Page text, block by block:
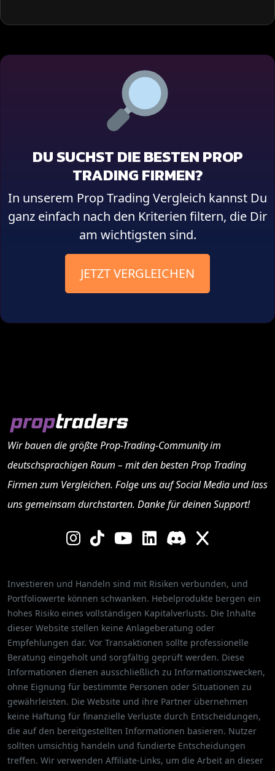
DU SUCHST DIE BESTEN PROP
TRADING FIRMEN?
In unserem Prop Trading Vergleich kannst Du
ganz einfach nach den Kriterien filtern, die Dir
am wichtigsten sind.
JETZT VERGLEICHEN
Wir bauen die größte Prop-Trading-Community im
deutschsprachigen Raum – mit den bestenProp Trading
Firmenzum Vergleichen. Folge uns auf Social Media und lass
uns gemeinsam durchstarten. Danke für deinen Support!
Investieren und Handeln sind mit Risiken verbunden, und
Portfoliowerte können schwanken. Hebelprodukte bergen ein
hohes Risiko eines vollständigen Kapitalverlusts. Die Inhalte
dieser Website stellen keine Anlageberatung oder
Empfehlungen dar. Vor Transaktionen sollte professionelle
Beratung eingeholt und sorgfältig geprüft werden. Diese
Informationen dienen ausschließlich zu Informationszwecken,
ohne Eignung für bestimmte Personen oder Situationen zu
gewährleisten. Die Website und ihre Partner übernehmen
keine Haftung für finanzielle Verluste durch Entscheidungen,
die auf den bereitgestellten Informationen basieren. Nutzer
sollten umsichtig handeln und fundierte Entscheidungen
treffen. Wir verwenden Affiliate-Links, um die Arbeit an dieser